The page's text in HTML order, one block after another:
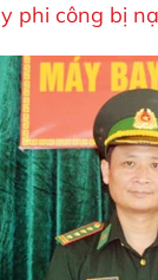
phi công bị